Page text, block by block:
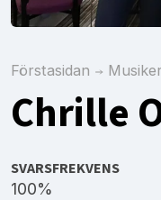
Förstasidan Musiker
Chrille
SVARSFREKVENS
100%